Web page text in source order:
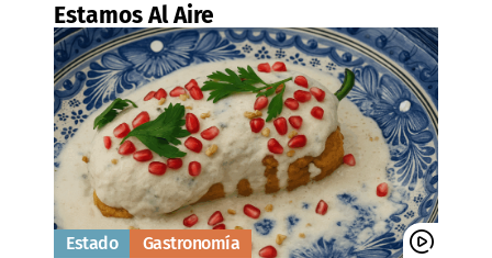
Estamos Al Aire
Estado Gastronomía